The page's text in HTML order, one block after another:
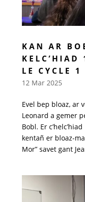
KAN AR
KELC’HIAD
LE CYCLE 1
12 Mar 2025
Evel bep bloaz, ar
Leonard a gemer
Bobl. Er
kentañ er bloaz-
Mor” savet gant